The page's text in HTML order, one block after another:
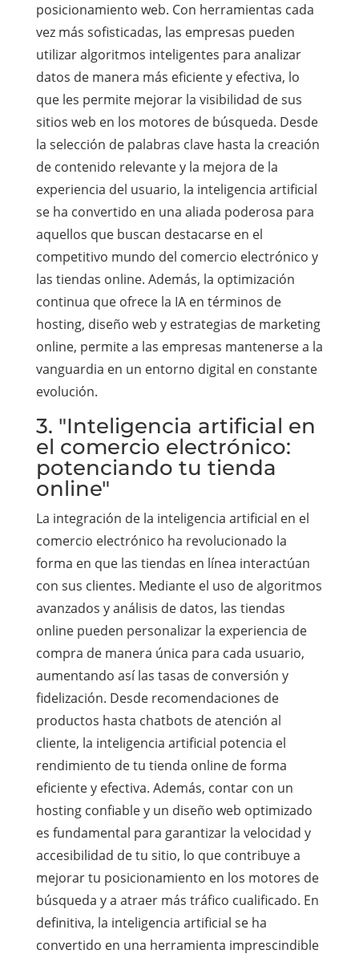
posicionamiento web. Con herramientas cada
vez más sofisticadas, las empresas pueden
utilizar algoritmos inteligentes para analizar
datos de manera más eficiente y efectiva, lo
que les permite mejorar la visibilidad de sus
sitios web en los motores de búsqueda. Desde
la selección de palabras clave hasta la creación
de contenido relevante y la mejora de la
experiencia del usuario, la inteligencia artificial
se ha convertido en una aliada poderosa para
aquellos que buscan destacarse en el
competitivo mundo del comercio electrónico y
las tiendas online. Además, la optimización
continua que ofrece la IA en términos de
hosting, diseño web y estrategias de marketing
online, permite a las empresas mantenerse a la
vanguardia en un entorno digital en constante
evolución.
3. "Inteligencia artificial en
el comercio electrónico:
potenciando tu tienda
online"
La integración de la inteligencia artificial en el
comercio electrónico ha revolucionado la
forma en que las tiendas en línea interactúan
con sus clientes. Mediante el uso de algoritmos
avanzados y análisis de datos, las tiendas
online pueden personalizar la experiencia de
compra de manera única para cada usuario,
aumentando así las tasas de conversión y
fidelización. Desde recomendaciones de
productos hasta chatbots de atención al
cliente, la inteligencia artificial potencia el
rendimiento de tu tienda online de forma
eficiente y efectiva. Además, contar con un
hosting confiable y un diseño web optimizado
es fundamental para garantizar la velocidad y
accesibilidad de tu sitio, lo que contribuye a
mejorar tu posicionamiento en los motores de
búsqueda y a atraer más tráfico cualificado. En
definitiva, la inteligencia artificial se ha
convertido en una herramienta imprescindible